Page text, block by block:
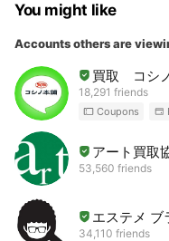
You might like
Accounts others are
買取 コシ
18,291 friends
Coupons
アート買取
53,560 friends
エステメ ブ
34,110 friends